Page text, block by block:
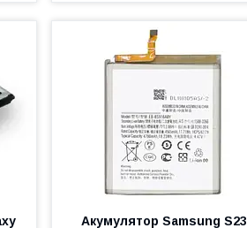
Акумулятор Samsung S23